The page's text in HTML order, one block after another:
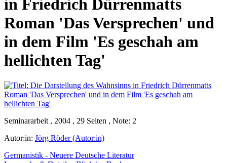
in Friedrich Dürrenmatts
Roman 'Das Versprechen' und
in dem Film 'Es geschah am
hellichten Tag'
Seminararbeit , 2004 , 29 Seiten , Note: 2
Autor:in: Jörg Röder (Autor:in)
Germanistik - Neuere Deutsche Literatur